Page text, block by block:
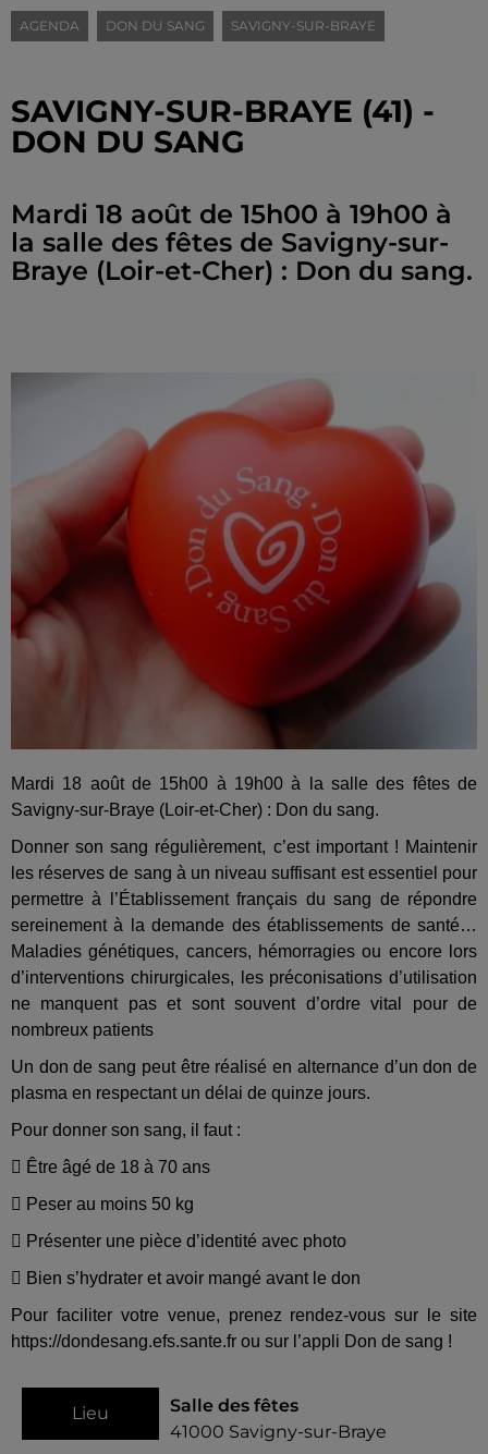
AGENDA DON DU SANG SAVIGNY-SUR-BRAYE
SAVIGNY-SUR-BRAYE (41) -
DON DU SANG
Mardi 18 août de 15h00 à 19h00 à
la salle des fêtes de Savigny-sur-
Braye (Loir-et-Cher) : Don du sang.
Mardi 18 août de 15h00 à 19h00 à la salle des fêtes de
Savigny-sur-Braye (Loir-et-Cher) : Don du sang.
Donner son sang régulièrement, c’est important ! Maintenir
les réserves de sang à un niveau suffisant est essentiel pour
permettre à l’Établissement français du sang de répondre
sereinement à la demande des établissements de santé…
Maladies génétiques, cancers, hémorragies ou encore lors
d’interventions chirurgicales, les préconisations d’utilisation
ne manquent pas et sont souvent d’ordre vital pour de
nombreux patients
Un don de sang peut être réalisé en alternance d’un don de
plasma en respectant un délai de quinze jours.
Pour donner son sang, il faut :
 Être âgé de 18 à 70 ans
 Peser au moins 50 kg
 Présenter une pièce d’identité avec photo
 Bien s’hydrater et avoir mangé avant le don
Pour faciliter votre venue, prenez rendez-vous sur le site
https://dondesang.efs.sante.fr ou sur l’appli Don de sang !
Lieu
Salle des fêtes
41000 Savigny-sur-Braye